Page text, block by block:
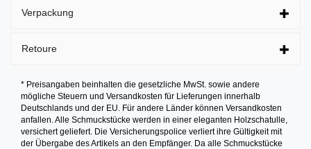
Verpackung
Retoure
* Preisangaben beinhalten die gesetzliche MwSt. sowie andere
mögliche Steuern und Versandkosten für Lieferungen innerhalb
Deutschlands und der EU. Für andere Länder können Versandkosten
anfallen. Alle Schmuckstücke werden in einer eleganten Holzschatulle,
versichert geliefert. Die Versicherungspolice verliert ihre Gültigkeit mit
der Übergabe des Artikels an den Empfänger. Da alle Schmuckstücke